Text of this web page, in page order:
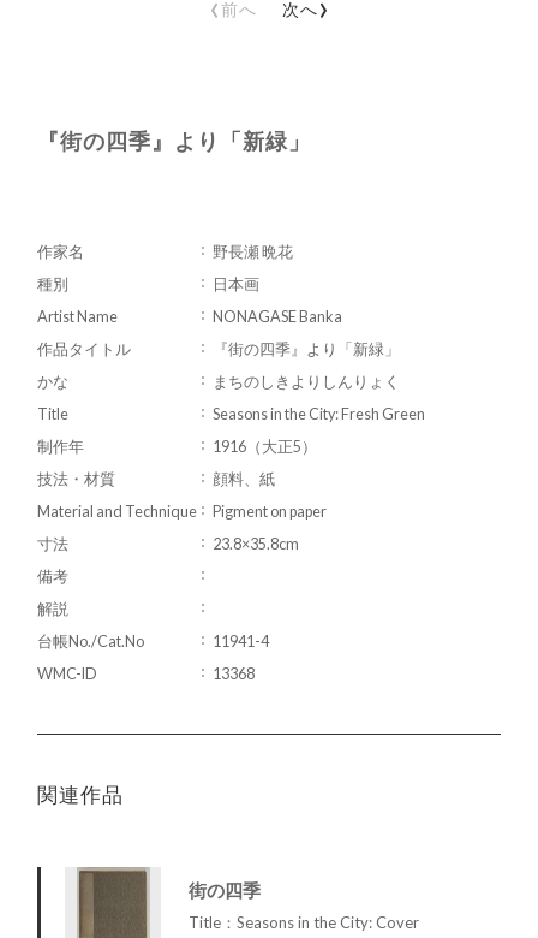
前へ 次へ
『街の四季』より「新緑」
作家名
野長瀬 晩花
種別
日本画
Artist Name
NONAGASE Banka
作品タイトル
『街の四季』より「新緑」
かな
まちのしきよりしんりょく
Title
Seasons in the City: Fresh Green
制作年
1916（大正5）
技法・材質
顔料、紙
Material and Technique
Pigment on paper
寸法
23.8×35.8cm
備考
解説
台帳No./Cat.No
11941-4
WMC-ID
13368
関連作品
街の四季
Title：Seasons in the City: Cover